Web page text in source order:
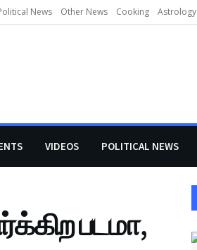
News Other News Cooking Astrology
VIDEOS POLITICAL NEWS
படமா,